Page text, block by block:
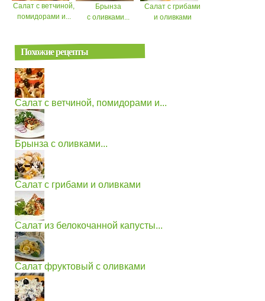
Салат с ветчиной,
помидорами и...
Брынза
с оливками...
Салат с грибами
и оливками
Похожие рецепты
Салат с ветчиной, помидорами и...
Брынза с оливками...
Салат с грибами и оливками
Салат из белокочанной капусты...
Салат фруктовый с оливками